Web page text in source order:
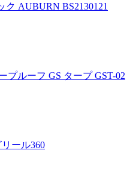
AUBURN BS2130121
プルーフ GS タープ GST-02
ール360